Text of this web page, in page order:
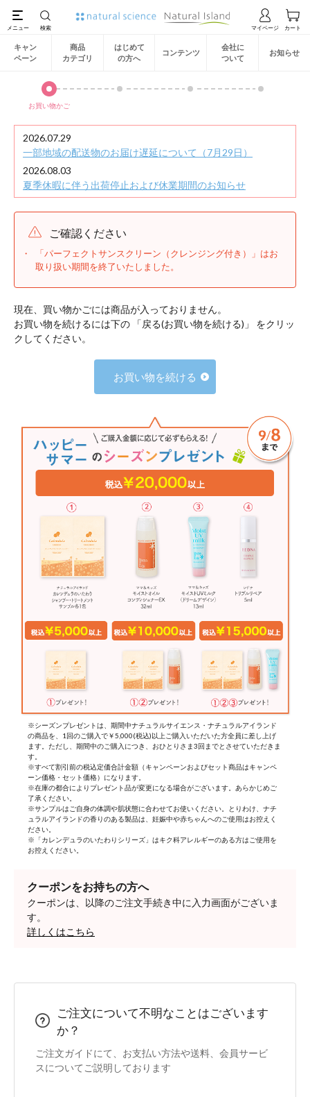
キャン
ペーン
商品
カテゴリ
はじめて
の方へ
コンテンツ
会社に
ついて
お知らせ
お買い物かご
2026.07.29
一部地域の配送物のお届け遅延について（7月29日）
2026.08.03
夏季休暇に伴う出荷停止および休業期間のお知らせ
ご確認ください
「パーフェクトサンスクリーン（クレンジング付き）」はお
取り扱い期間を終了いたしました。
現在、買い物かごには商品が入っておりません。
お買い物を続けるには下の 「戻る(お買い物を続ける)」 をクリッ
クしてください。
お買い物を続ける
※シーズンプレゼントは、期間中ナチュラルサイエンス・ナチュラルアイランド
の商品を、1回のご購入で￥5,000(税込)以上ご購入いただいた方全員に差し上げ
ます。ただし、期間中のご購入につき、おひとりさま3回までとさせていただきま
す。
※すべて割引前の税込定価合計金額（キャンペーンおよびセット商品はキャンペ
ーン価格・セット価格）になります。
※在庫の都合によりプレゼント品が変更になる場合がございます。あらかじめご
了承ください。
※サンプルはご自身の体調や肌状態に合わせてお使いください。とりわけ、ナチ
ュラルアイランドの香りのある製品は、妊娠中や赤ちゃんへのご使用はお控えく
ださい。
※「カレンデュラのいたわりシリーズ」はキク科アレルギーのある方はご使用を
お控えください。
クーポンをお持ちの方へ
クーポンは、以降のご注文手続き中に入力画面がございま
す。
詳しくはこちら
ご注文について不明なことはございます
か？
ご注文ガイドにて、お支払い方法や送料、会員サービ
スについてご説明しております